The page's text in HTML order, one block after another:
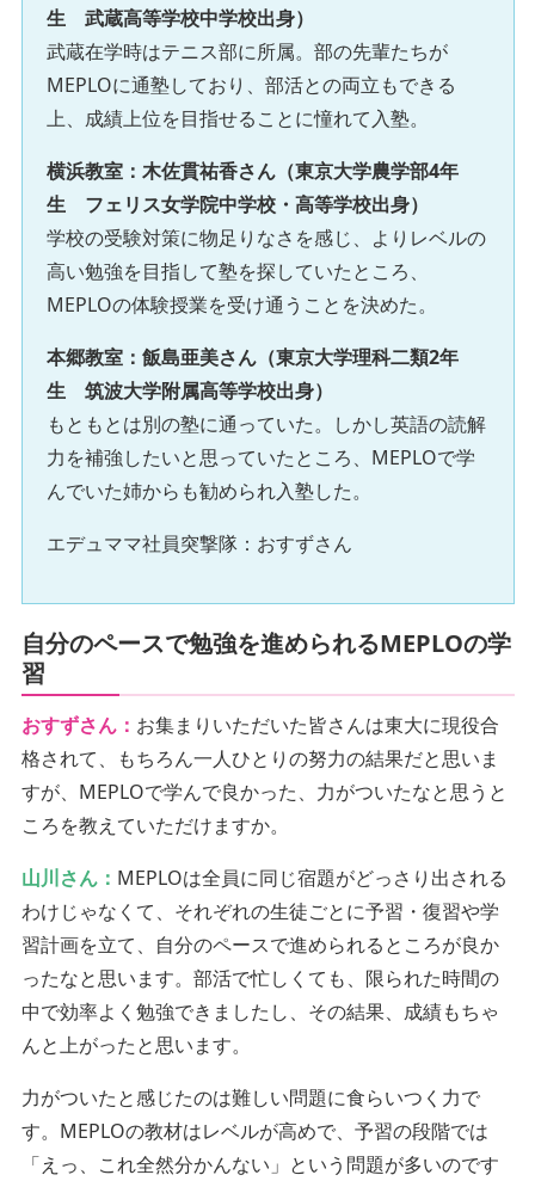
生 武蔵高等学校中学校出身）
武蔵在学時はテニス部に所属。部の先輩たちが
MEPLOに通塾しており、部活との両立もできる
上、成績上位を目指せることに憧れて入塾。
横浜教室：木佐貫祐香さん（東京大学農学部4年
生 フェリス女学院中学校・高等学校出身）
学校の受験対策に物足りなさを感じ、よりレベルの
高い勉強を目指して塾を探していたところ、
MEPLOの体験授業を受け通うことを決めた。
本郷教室：飯島亜美さん（東京大学理科二類2年
生 筑波大学附属高等学校出身）
もともとは別の塾に通っていた。しかし英語の読解
力を補強したいと思っていたところ、MEPLOで学
んでいた姉からも勧められ入塾した。
エデュママ社員突撃隊：おすずさん
自分のペースで勉強を進められるMEPLOの学
習
おすずさん： お集まりいただいた皆さんは東大に現役合
格されて、もちろん一人ひとりの努力の結果だと思いま
すが、MEPLOで学んで良かった、力がついたなと思うと
ころを教えていただけますか。
山川さん： MEPLOは全員に同じ宿題がどっさり出される
わけじゃなくて、それぞれの生徒ごとに予習・復習や学
習計画を立て、自分のペースで進められるところが良か
ったなと思います。部活で忙しくても、限られた時間の
中で効率よく勉強できましたし、その結果、成績もちゃ
んと上がったと思います。
力がついたと感じたのは難しい問題に食らいつく力で
す。MEPLOの教材はレベルが高めで、予習の段階では
「えっ、これ全然分かんない」という問題が多いのです